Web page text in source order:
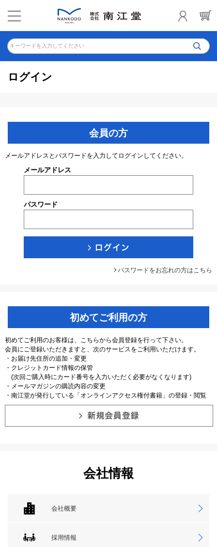
キーワードを入力してください
ログイン
会員の方
メールアドレスとパスワードを入力してログインしてください。
メールアドレス
パスワード
パスワードをお忘れの方はこちら
初めてご利用の方
初めてご利用のお客様は、こちらから会員登録を行って下さい。
会員にご登録いただきますと、次のサービスをご利用いただけます。
・お届け先住所の追加・変更
・クレジットカード情報の保管
(次回ご購入時にカード番号を入力いただく必要がなくなります)
・メールマガジンの購読内容の変更
・南江堂が発行している「オンラインアクセス権付書籍」の登録・閲覧
会社情報
会社概要
採用情報